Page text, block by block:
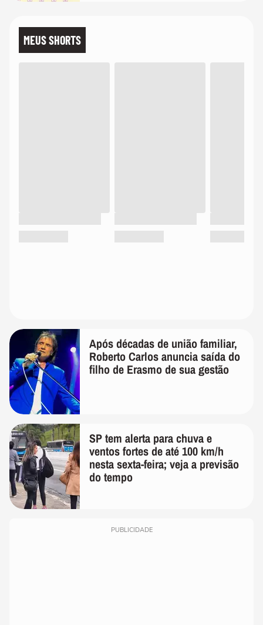
MEUS SHORTS
Após décadas de união familiar,
Roberto Carlos anuncia saída do
filho de Erasmo de sua gestão
SP tem alerta para chuva e
ventos fortes de até 100 km/h
nesta sexta-feira; veja a previsão
do tempo
PUBLICIDADE